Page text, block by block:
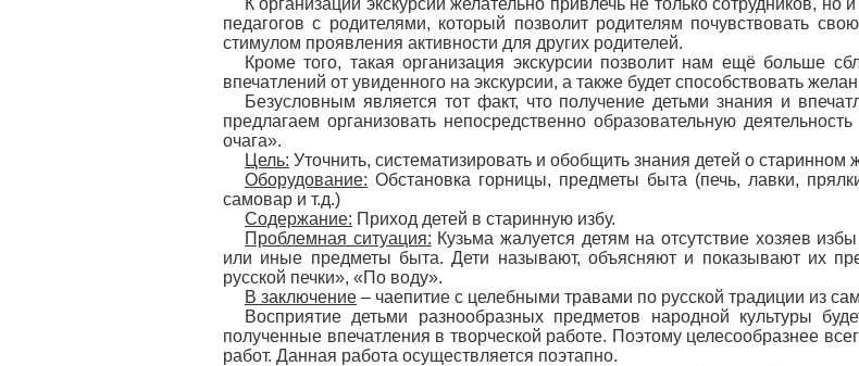
К организации экскурсии желательно привлечь не только сотрудников,
педагогов с родителями, который позволит родителям почувствовать
стимулом проявления активности для других родителей.
Кроме того, такая организация экскурсии позволит нам ещё больше
впечатлений от увиденного на экскурсии, а также будет способствовать
Безусловным является тот факт, что получение детьми знания и
предлагаем организовать непосредственно образовательную
очага».
Цель: Уточнить, систематизировать и обобщить знания детей о
Оборудование: Обстановка горницы, предметы быта (печь, лавки,
самовар и т.д.)
Содержание: Приход детей в старинную избу.
Проблемная ситуация: Кузьма жалуется детям на отсутствие хозяев
или иные предметы быта. Дети называют, объясняют и показывают их
русской печки», «По воду».
В заключение – чаепитие с целебными травами по русской традиции из
Восприятие детьми разнообразных предметов народной культуры
полученные впечатления в творческой работе. Поэтому целесообразнее
работ. Данная работа осуществляется поэтапно.